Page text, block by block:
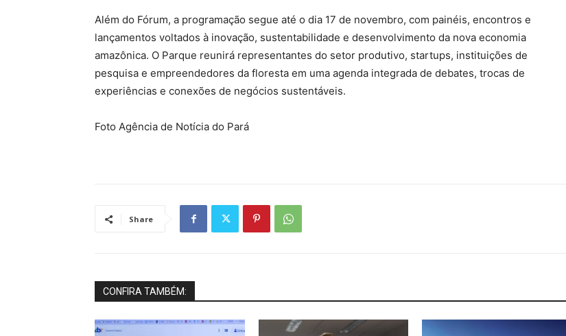
Além do Fórum, a programação segue até o dia 17 de novembro, com painéis, encontros e
lançamentos voltados à inovação, sustentabilidade e desenvolvimento da nova economia
amazônica. O Parque reunirá representantes do setor produtivo, startups, instituições de
pesquisa e empreendedores da floresta em uma agenda integrada de debates, trocas de
experiências e conexões de negócios sustentáveis.
Foto Agência de Notícia do Pará
Share
CONFIRA TAMBÉM: